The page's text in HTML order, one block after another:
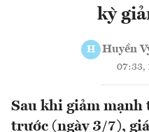
kỳ
H Huyền
07:33,
Sau khi giảm
trước (ngày 3/7),